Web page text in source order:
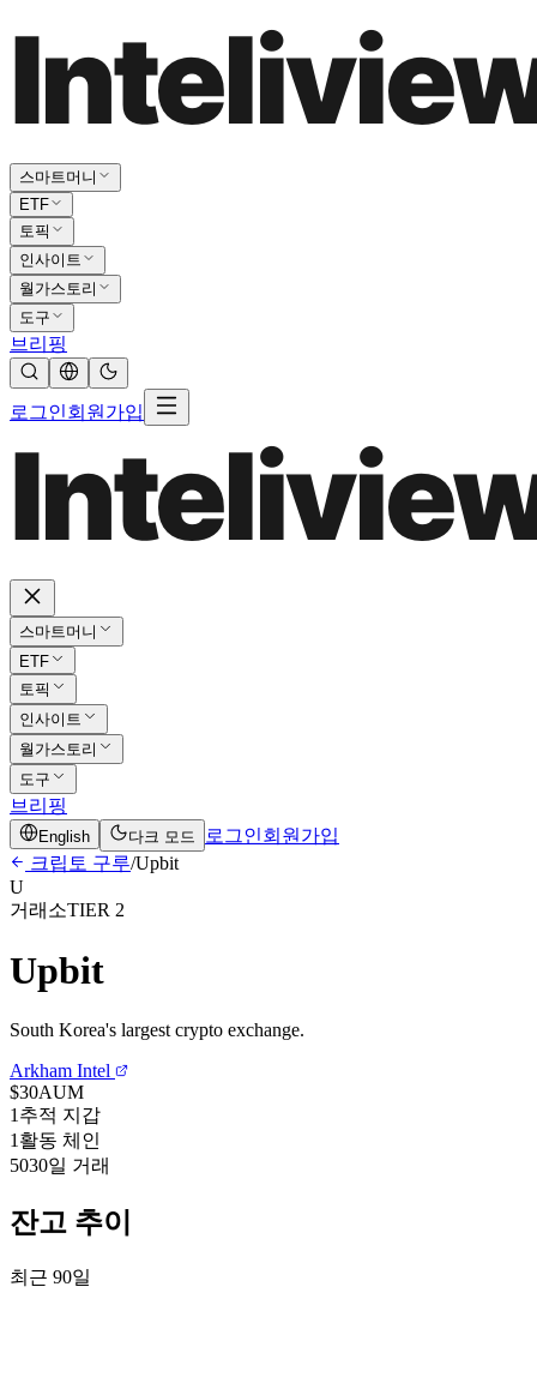
스마트머니
ETF
토픽
인사이트
월가스토리
도구
브리핑
로그인회원가입
스마트머니
ETF
토픽
인사이트
월가스토리
도구
브리핑
English 다크 모드 로그인회원가입
크립토 구루/Upbit
U
거래소TIER 2
Upbit
South Korea's largest crypto exchange.
Arkham Intel
$30AUM
1 추적 지갑
1 활동 체인
5030일 거래
잔고 추이
최근 90일